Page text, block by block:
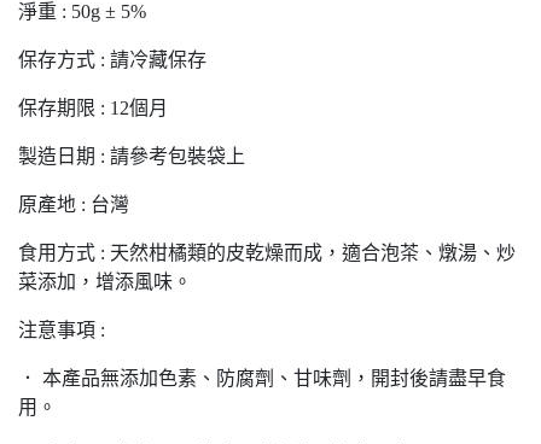
淨重 : 50g ± 5%
保存方式 : 請冷藏保存
保存期限 : 12個月
製造日期 : 請參考包裝袋上
原產地 : 台灣
食用方式 : 天然柑橘類的皮乾燥而成，適合泡茶、燉湯、炒
菜添加，增添風味。
注意事項 :
． 本產品無添加色素、防腐劑、甘味劑，開封後請盡早食
用。